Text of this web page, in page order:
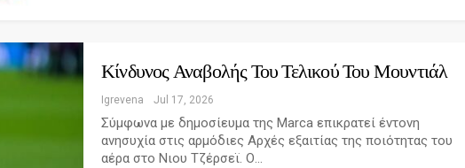
Κίνδυνος Αναβολής Του Τελικού Του Μουντιάλ
Igrevena Jul 17, 2026
Σύμφωνα με δημοσίευμα της Marca επικρατεί έντονη
ανησυχία στις αρμόδιες Αρχές εξαιτίας της ποιότητας του
αέρα στο Νιου Τζέρσεϊ. Ο…